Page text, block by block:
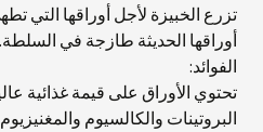
تزرع الخبيزة لأجل أوراقها التي
أوراقها الحديثة طازجة في السلطة.
الفوائد:
تحتوي الأوراق على قيمة غذائية
البروتينات والكالسيوم